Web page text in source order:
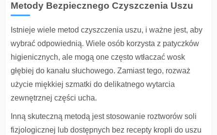
Metody Bezpiecznego Czyszczenia Uszu
Istnieje wiele metod czyszczenia uszu, i ważne jest, aby
wybrać odpowiednią. Wiele osób korzysta z patyczków
higienicznych, ale mogą one często wtłaczać wosk
głębiej do kanału słuchowego. Zamiast tego, rozważ
użycie miękkiej szmatki do delikatnego wytarcia
zewnętrznej części ucha.
Inną skuteczną metodą jest stosowanie roztworów soli
fizjologicznej lub dostępnych bez recepty kropli do uszu